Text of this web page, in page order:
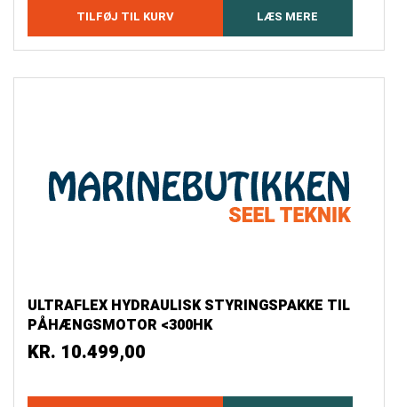
TILFØJ TIL KURV LÆS MERE
ULTRAFLEX HYDRAULISK STYRINGSPAKKE TIL
PÅHÆNGSMOTOR <300HK
KR. 10.499,00